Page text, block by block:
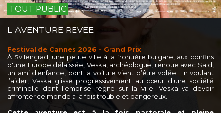
TOUT PUBLIC
L AVENTURE REVEE
Festival de Cannes 2026 - Grand Prix
À Svilengrad, une petite ville à la frontière bulgare, aux confins
d'une Europe délaissée, Veska, archéologue, renoue avec Saïd,
un ami d'enfance, dont la voiture vient d’être volée. En voulant
l’aider, Veska glisse progressivement au cœur d'une société
criminelle dont l’emprise règne sur la ville. Veska va devoir
affronter ce monde à la fois trouble et dangereux.